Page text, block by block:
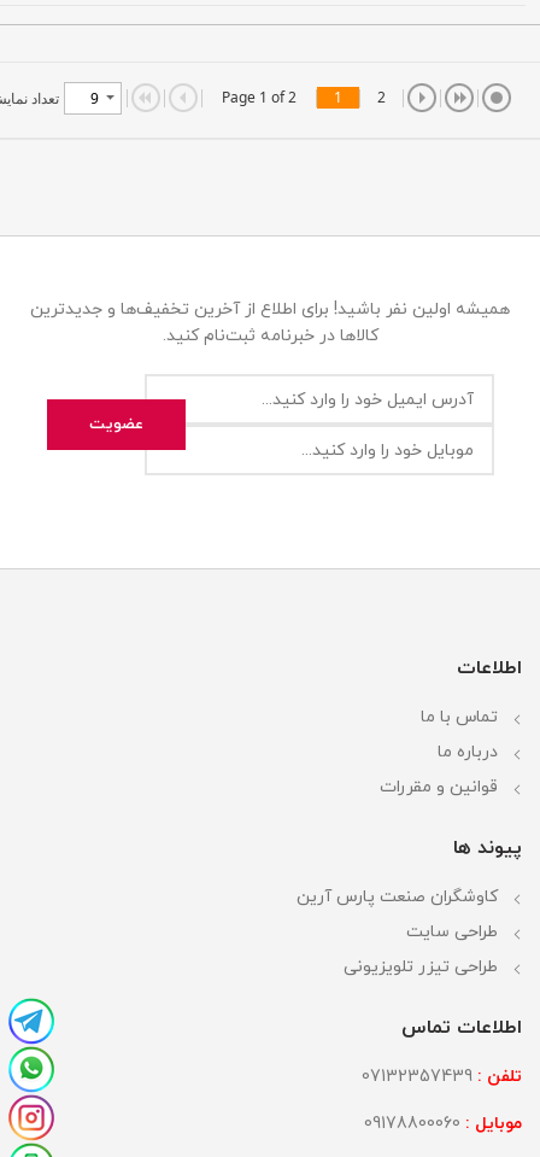
تعداد Page 1 of 2 1 2
همیشه اولین نفر باشید! برای اطلاع از آخرین تخفیف‌ها و جدیدترین
کالاها در خبرنامه ثبت‌نام کنید.
اطلاعات
تماس با ما
درباره ما
قوانین و مقررات
پیوند ها
کاوشگران صنعت پارس آرین
طراحی سایت
طراحی تیزر تلویزیونی
اطلاعات تماس
تلفن :
موبایل :